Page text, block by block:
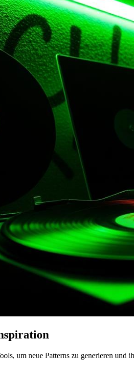
um neue Patterns zu generieren und